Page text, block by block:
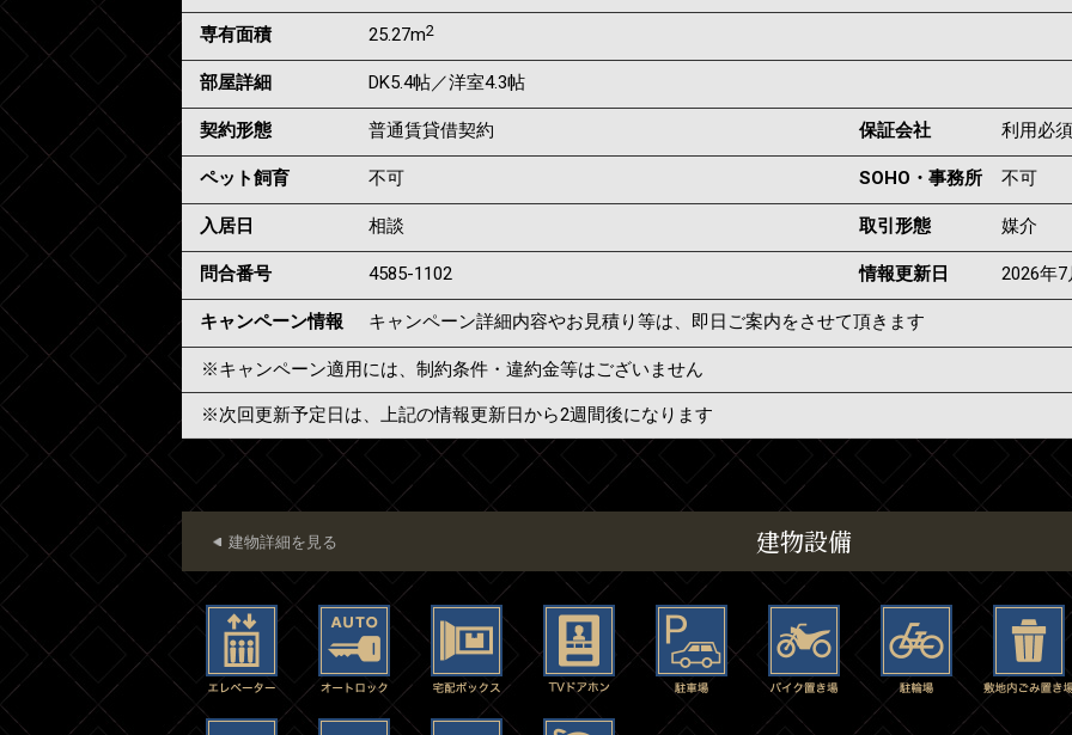
専有面積 25.27m2
部屋詳細 DK5.4帖／洋室4.3帖
契約形態 普通賃貸借契約 保証会社 利用必須
ペット飼育 不可 SOHO・事務所 不可
入居日 相談 取引形態 媒介
問合番号 4585-1102 情報更新日 2026年
キャンペーン情報 キャンペーン詳細内容やお見積り等は、即日ご案内をさせて頂きます
※キャンペーン適用には、制約条件・違約金等はございません
※次回更新予定日は、上記の情報更新日から2週間後になります
建物設備
建物詳細を見る